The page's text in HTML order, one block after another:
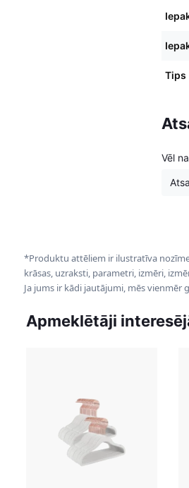
Tips
Vēl
*Produktu attēliem ir ilustratīva
krāsas, uzraksti, parametri, izmēri,
Ja jums ir kādi jautājumi, mēs
Apmeklētāji